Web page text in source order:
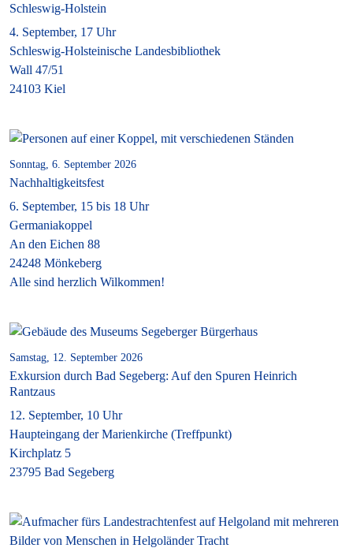
Schleswig-Holstein
4. September, 17 Uhr
Schleswig-Holsteinische Landesbibliothek
Wall 47/51
24103 Kiel
Sonntag, 6. September 2026
Nachhaltigkeitsfest
6. September, 15 bis 18 Uhr
Germaniakoppel
An den Eichen 88
24248 Mönkeberg
Alle sind herzlich Wilkommen!
Samstag, 12. September 2026
Exkursion durch Bad Segeberg: Auf den Spuren Heinrich
Rantzaus
12. September, 10 Uhr
Haupteingang der Marienkirche (Treffpunkt)
Kirchplatz 5
23795 Bad Segeberg